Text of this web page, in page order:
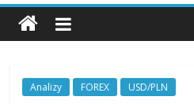
Przewodnik
Giełdowy
Analizy FOREX USD/PLN